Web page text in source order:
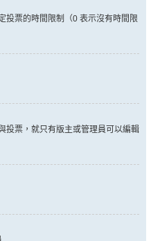
投票的時間限制（0 表示沒有時間限
投票，就只有版主或管理員可以編輯